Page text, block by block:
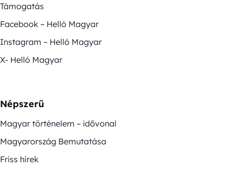
Támogatás
Facebook – Helló Magyar
Instagram – Helló Magyar
X- Helló Magyar
Népszerű
Magyar történelem – idővonal
Magyarország Bemutatása
Friss hírek